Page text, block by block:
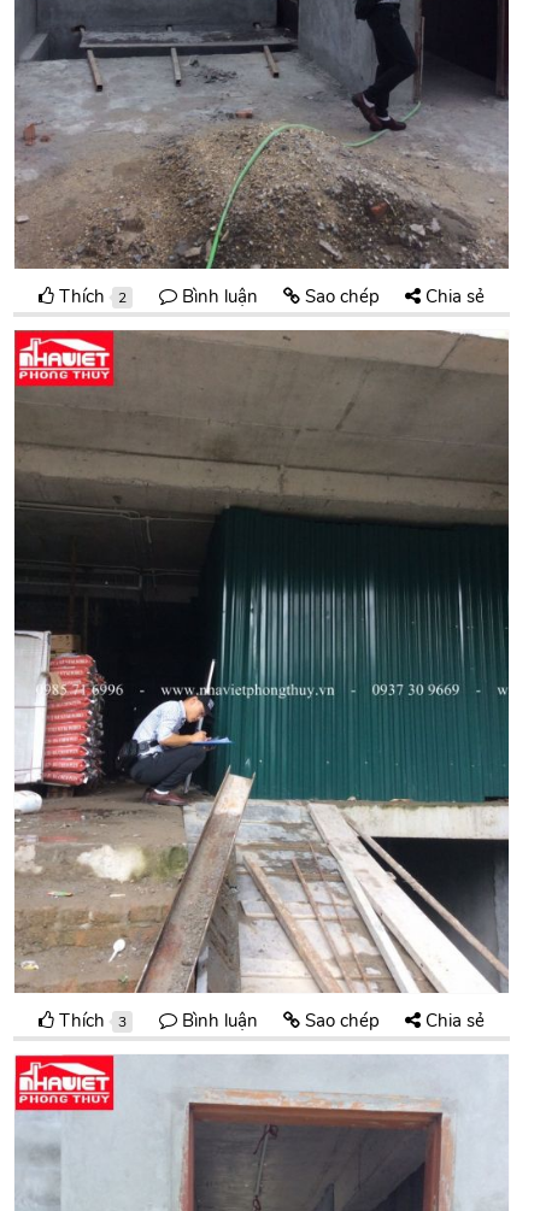
Thích 2 Bình luận Sao chép Chia sẻ
Thích 3 Bình luận Sao chép Chia sẻ